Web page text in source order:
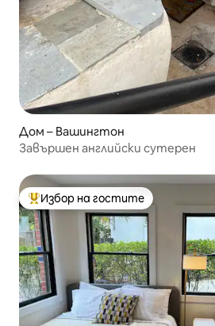
Дом – Вашингтон
Завършен английски сутерен
Най-популярен избор на гостите
Избор на гостите